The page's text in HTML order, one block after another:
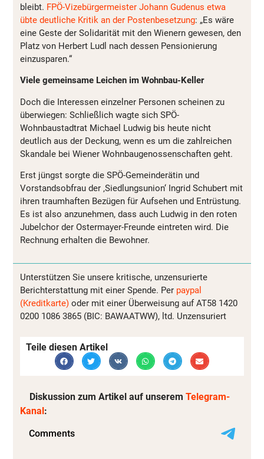
bleibt. FPÖ-Vizebürgermeister Johann Gudenus etwa
übte deutliche Kritik an der Postenbesetzung: „Es wäre
eine Geste der Solidarität mit den Wienern gewesen, den
Platz von Herbert Ludl nach dessen Pensionierung
einzusparen.“
Viele gemeinsame Leichen im Wohnbau-Keller
Doch die Interessen einzelner Personen scheinen zu
überwiegen: Schließlich wagte sich SPÖ-
Wohnbaustadtrat Michael Ludwig bis heute nicht
deutlich aus der Deckung, wenn es um die zahlreichen
Skandale bei Wiener Wohnbaugenossenschaften geht.
Erst jüngst sorgte die SPÖ-Gemeinderätin und
Vorstandsobfrau der ‚Siedlungsunion‘ Ingrid Schubert mit
ihren traumhaften Bezügen für Aufsehen und Entrüstung.
Es ist also anzunehmen, dass auch Ludwig in den roten
Jubelchor der Ostermayer-Freunde eintreten wird. Die
Rechnung erhalten die Bewohner.
Unterstützen Sie unsere kritische, unzensurierte
Berichterstattung mit einer Spende. Per paypal
(Kreditkarte) oder mit einer Überweisung auf AT58 1420
0200 1086 3865 (BIC: BAWAATWW), ltd. Unzensuriert
Teile diesen Artikel
Diskussion zum Artikel auf unserem Telegram-
Kanal: